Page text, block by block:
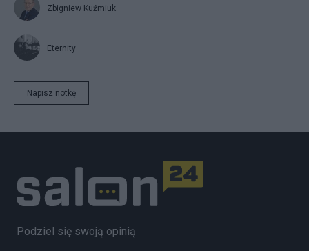
Zbigniew Kuźmiuk
Eternity
Napisz notkę
Podziel się swoją opinią